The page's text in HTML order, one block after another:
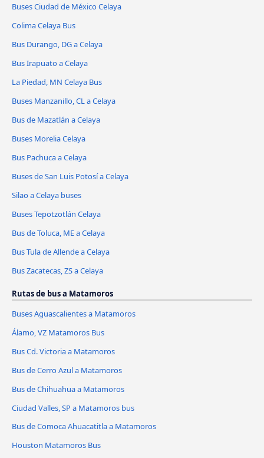
Buses Ciudad de México Celaya
Colima Celaya Bus
Bus Durango, DG a Celaya
Bus Irapuato a Celaya
La Piedad, MN Celaya Bus
Buses Manzanillo, CL a Celaya
Bus de Mazatlán a Celaya
Buses Morelia Celaya
Bus Pachuca a Celaya
Buses de San Luis Potosí a Celaya
Silao a Celaya buses
Buses Tepotzotlán Celaya
Bus de Toluca, ME a Celaya
Bus Tula de Allende a Celaya
Bus Zacatecas, ZS a Celaya
Rutas de bus a Matamoros
Buses Aguascalientes a Matamoros
Álamo, VZ Matamoros Bus
Bus Cd. Victoria a Matamoros
Bus de Cerro Azul a Matamoros
Bus de Chihuahua a Matamoros
Ciudad Valles, SP a Matamoros bus
Bus de Comoca Ahuacatitla a Matamoros
Houston Matamoros Bus